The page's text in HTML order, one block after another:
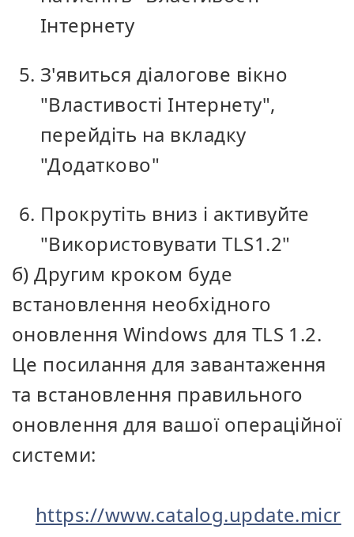
Інтернету
З'явиться діалогове вікно
"Властивості Інтернету",
перейдіть на вкладку
"Додатково"
Прокрутіть вниз і активуйте
"Використовувати TLS1.2"
б) Другим кроком буде
встановлення необхідного
оновлення Windows для TLS 1.2.
Це посилання для завантаження
та встановлення правильного
оновлення для вашої операційної
системи:
https://www.catalog.update.micr